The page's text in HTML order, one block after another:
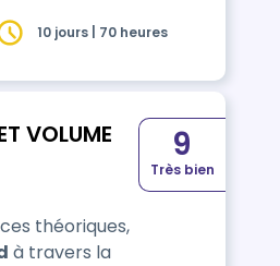
10 jours | 70 heures
VOLUME
théoriques,
à travers la
9
Très bien